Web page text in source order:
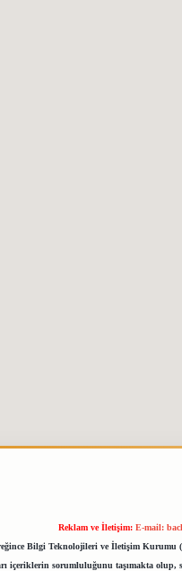
Reklam ve İletişim: E-mail:
Bilgi Teknolojileri ve İletişim
içeriklerin sorumluluğunu taşımakta